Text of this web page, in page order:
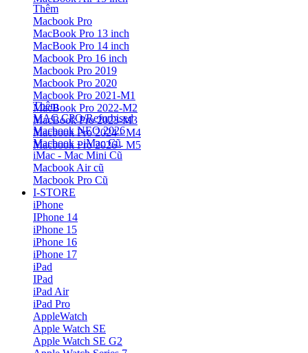
Thêm
Macbook Pro
MacBook Pro 13 inch
MacBook Pro 14 inch
Macbook Pro 16 inch
Macbook Pro 2019
Macbook Pro 2020
Macbook Pro 2021-M1
MacBook Pro 2022-M2
MacBook Pro 2023-M3
Macbook Pro 2024 - M4
Macbook Pro 2026 - M5
Thêm
MAC CPO/Refurbised
Macbook NEO 2026
Macbook - iMac Cũ
iMac - Mac Mini Cũ
Macbook Air cũ
Macbook Pro Cũ
I-STORE
iPhone
IPhone 14
iPhone 15
iPhone 16
iPhone 17
iPad
IPad
iPad Air
iPad Pro
AppleWatch
Apple Watch SE
Apple Watch SE G2